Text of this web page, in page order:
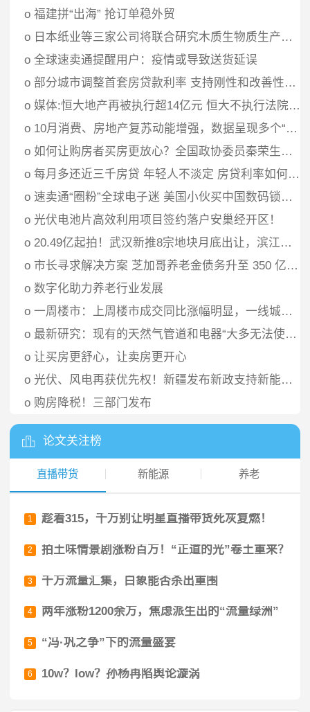
o 福建拼“出海” 抢订单稳外贸
o 日本纸业等三家公司将联合研究木质生物质生产生物乙醇
o 全球速卖通提醒用户：疫情或导致送货延误
o 部分城市调整首套房贷款利率 支持刚性和改善性住房需求
o 媒体:恒大地产再被执行超14亿元 恒大不执行法院判决怎么办？
o 10月消费、房地产复苏动能增强，数据呈现多个“首次”，经济回暖迹象尽显
o 如何让购房者买房更放心？全国政协委员秦荣生：建住房消费市场信息公开制度
o 每月多还近三千房贷 年轻人不淡定 房贷利率如何计算的？
o 速卖通“圈粉”全球电子迷 美国小伙买中国数码锁藏私房钱
o 光伏电池片高效利用项目签约落户安巢经开区！
o 20.49亿起拍！武汉新推8宗地块月底出让，滨江商务核心区地块限高170m
o 市长寻求解决方案 芝加哥养老金债务升至 350 亿美元
o 数字化助力养老行业发展
o 一周楼市：上周楼市成交同比涨幅明显，一线城市同比涨幅为43.34%领衔
o 最新研究：现有的天然气管道和电器“大多无法使用”氢气
o 让买房更舒心，让卖房更开心
o 光伏、风电再获优先权！新疆发布新政支持新能源消纳
o 购房降税！三部门发布
论文关注榜
直播带货 新能源 养老
1 趁着315，千万别让明星直播带货死灰复燃！
2 拍土味情景剧涨粉百万！“正道的光”卷土重来？
3 千万流量汇集，白象能否杀出重围
4 两年涨粉1200余万，焦虑派生出的“流量绿洲”
5 “冯·巩之争”下的流量盛宴
6 10w？low？孙杨再陷舆论漩涡